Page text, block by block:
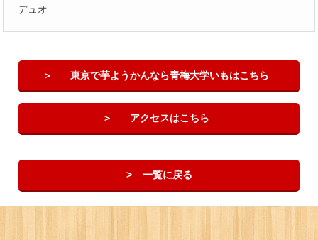
デュオ
東京で芋ようかんなら青梅大学いもはこちら
アクセスはこちら
一覧に戻る